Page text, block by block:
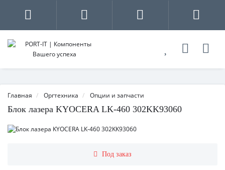
Главная Оргтехника Опции и запчасти
Блок лазера KYOCERA LK-460 302KK93060
Под заказ